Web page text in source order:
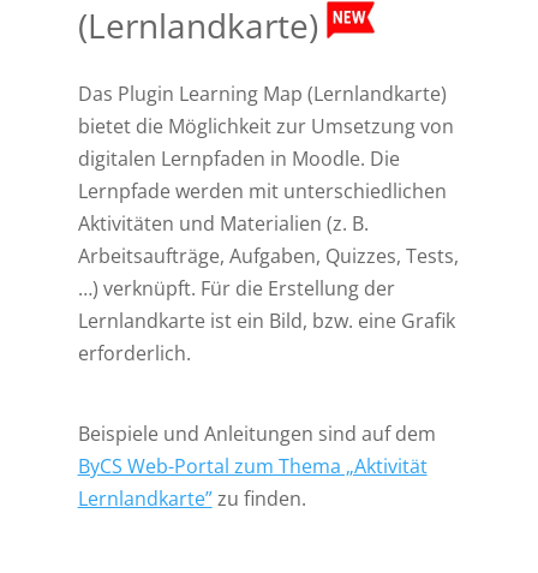
(Lernlandkarte)
Das Plugin Learning Map (Lernlandkarte)
bietet die Möglichkeit zur Umsetzung von
digitalen Lernpfaden in Moodle. Die
Lernpfade werden mit unterschiedlichen
Aktivitäten und Materialien (z. B.
Arbeitsaufträge, Aufgaben, Quizzes, Tests,
…) verknüpft. Für die Erstellung der
Lernlandkarte ist ein Bild, bzw. eine Grafik
erforderlich.
Beispiele und Anleitungen sind auf dem
ByCS Web-Portal zum Thema „Aktivität
Lernlandkarte”zu finden.